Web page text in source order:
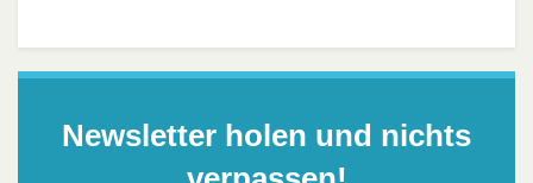
Newsletter holen und nichts